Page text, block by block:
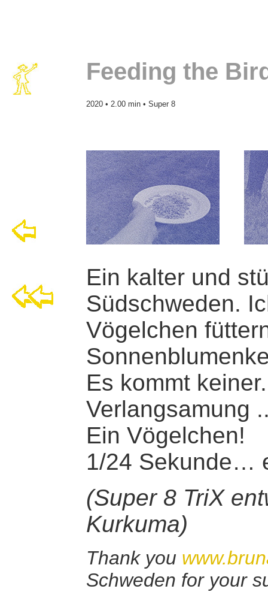
Feeding the
2020 • 2.00 min • Super 8
Ein kalter und
Südschweden.
Vögelchen
Es kommt
Verlangsamung
Ein Vögelchen!
1/24 Sekunde…
(Super 8 TriX
Kurkuma)
Thank you
Schweden for your